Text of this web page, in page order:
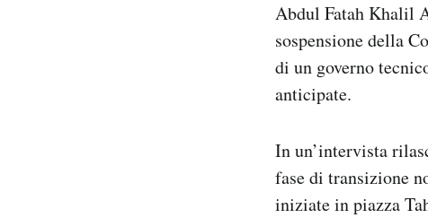
Abdul Fatah Khalil
sospensione della
di un governo
anticipate.
In un’intervista
fase di transizione
iniziate in piazza